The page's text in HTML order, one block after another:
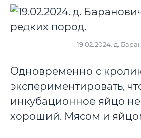
19.02.2024. д.
Одновременно с
экспериментировать,
инкубационное яйцо
хороший. Мясом и